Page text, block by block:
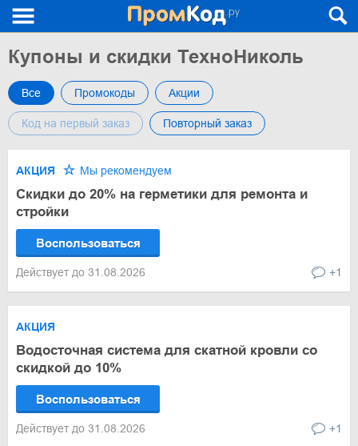
Купоны и скидки ТехноНиколь
Все Промокоды Акции
Код на первый заказ Повторный заказ
АКЦИЯ Мы рекомендуем
Скидки до 20% на герметики для ремонта и
стройки
Воспользоваться
Действует до 31.08.2026 +1
АКЦИЯ
Водосточная система для скатной кровли со
скидкой до 10%
Воспользоваться
Действует до 31.08.2026 +1